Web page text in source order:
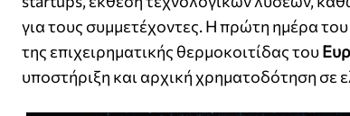
για τους συμμετέχοντες. Η πρώτη ημέρα
της επιχειρηματικής θερμοκοιτίδας του
υποστήριξη και αρχική χρηματοδότηση σε